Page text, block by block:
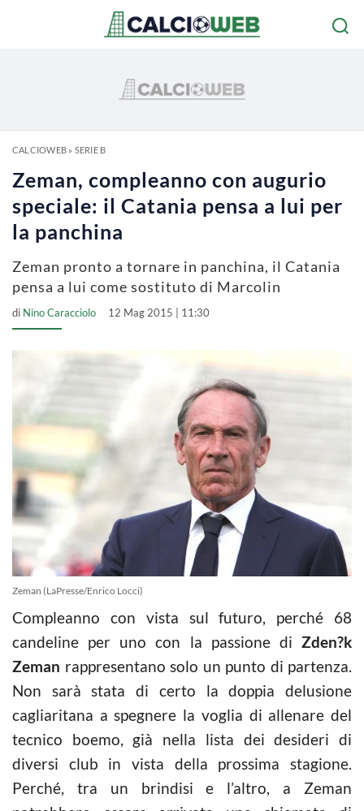
CALCIOWEB» SERIE B
Zeman, compleanno con augurio
speciale: il Catania pensa a lui per
la panchina
Zeman pronto a tornare in panchina, il Catania
pensa a lui come sostituto di Marcolin
di Nino Caracciolo 12 Mag 2015 | 11:30
Zeman (LaPresse/Enrico Locci)
Compleanno con vista sul futuro, perché 68
candeline per uno con la passione di Zden?k
Zeman rappresentano solo un punto di partenza.
Non sarà stata di certo la doppia delusione
cagliaritana a spegnere la voglia di allenare del
tecnico boemo, già nella lista dei desideri di
diversi club in vista della prossima stagione.
Perché, tra un brindisi e l’altro, a Zeman